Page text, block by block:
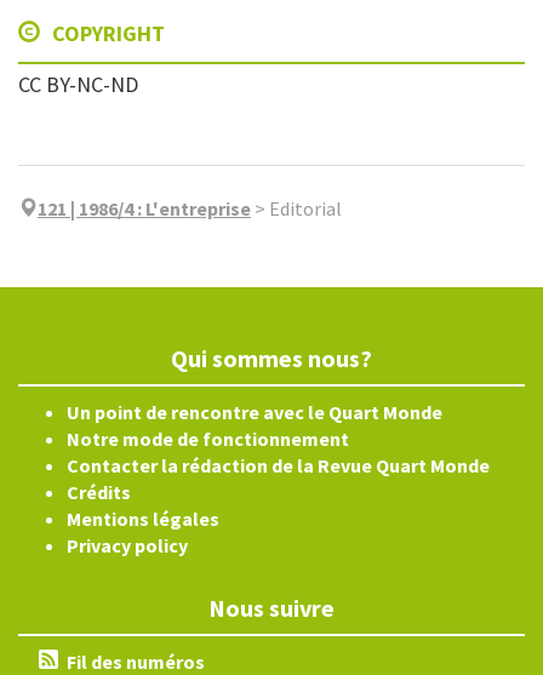
COPYRIGHT
CC BY-NC-ND
121 | 1986/4: L'entreprise > Editorial
Qui sommes nous?
Un point de rencontre avec le Quart Monde
Notre mode de fonctionnement
Contacter la rédaction de la Revue Quart Monde
Crédits
Mentions légales
Privacy policy
Nous suivre
Fil des numéros